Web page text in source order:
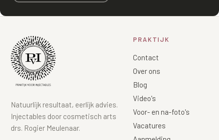
Natuurlijk resultaat, eerlijk advies.
Injectables door cosmetisch arts
drs. Rogier Meulenaar.
PRAKTIJK
Contact
Over ons
Blog
Video's
Voor- en na-foto's
Vacatures